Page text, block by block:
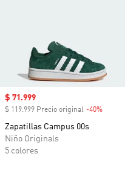
Precio de venta
$ 71.999
$ 119.999 Precio original -40%
Zapatillas Campus 00s
Niño Originals
5 colores